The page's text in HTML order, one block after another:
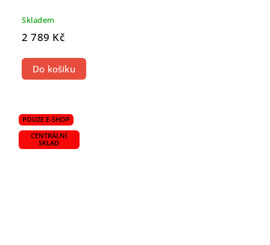
Skladem
2 789 Kč
Do košíku
POUZE E-SHOP
CENTRÁLNÍ
SKLAD